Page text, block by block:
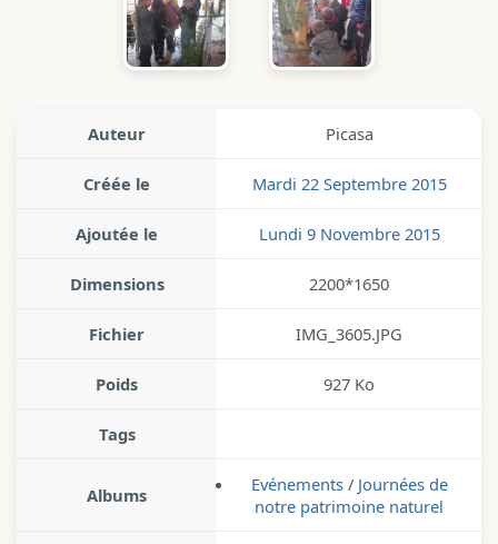
Auteur Picasa
Créée le Mardi 22 Septembre 2015
Ajoutée le Lundi 9 Novembre 2015
Dimensions 2200*1650
Fichier IMG_3605.JPG
Poids 927 Ko
Tags
Albums Evénements/ Journées de
notre patrimoine naturel